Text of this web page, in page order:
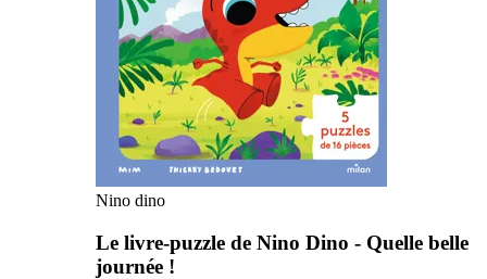
Nino dino
Le livre-puzzle de Nino Dino - Quelle belle
journée !